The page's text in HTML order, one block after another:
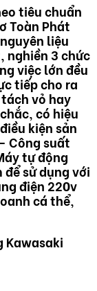
tiêu chuẩn
Toàn Phát
liệu
nghiền 3 chức
việc lớn đều
tiếp cho ra
vỏ hay
có hiệu
kiện sản
Công suất
tự động
sử dụng với
điện 220v
cá thể,
Kawasaki